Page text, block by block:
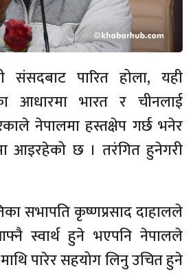
संसदबाट पारित होला, यही
आधारमा भारत र चीनलाई
नेपालमा हस्तक्षेप गर्छ भनेर
आइरहेको छ । तरंगित हुनेगरी
सभापति कृष्णप्रसाद दाहालले
स्वार्थ हुने भएपनि नेपालले
पारेर सहयोग लिनु उचित हुने